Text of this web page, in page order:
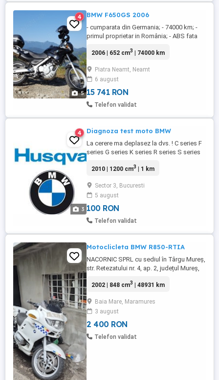
5
4 BMW F650GS 2006
- cumparata din Germania; - 74000 km; -
primul proprietar in România; - ABS fata
anul trecut kit-ul de lant (detin acte in
ulei, desi nu parcurgeam mai mult de 3-
4000 km pe an; - tinuta numai in garaj; -
functioneaza ...
2006 | 652 cm3 | 74000 km
Piatra Neamt, Neamt
6 august
15 741 RON
Telefon validat
3
4 Diagnoza test moto BMW
La cerere ma deplasez la dvs. ! C series F
series G series K series R series S series
erori/stergere, icon bord manere incalzite ,
l/100km, activare senzori RDC presiune
pneuri, etc Pret: 50 / 150 lei. INFO LA
TELEFON !
2010 | 1200 cm3 | 1 km
Sector 3, Bucuresti
5 august
100 RON
Telefon validat
Motoclicleta BMW R850-RTIA
NACORNIC SPRL cu sediul în Târgu Mureş,
str. Retezatului nr. 4, ap. 2, județul Mureş,
SRL, în faliment, vinde prin LICITAŢIE
(nu e înmatriculată), serie sasiu
WB10417A82ZE56691, serie motor
25026374, an fabricație 2002 - preț ...
2002 | 848 cm3 | 48931 km
Baia Mare, Maramures
3 august
2 400 RON
Telefon validat